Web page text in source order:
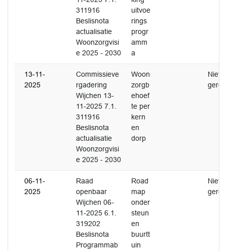
311916
Beslisnota
actualisatie
Woonzorgvisi
e 2025 - 2030
uitvoe
rings
progr
amm
a
13-11-
2025
Commissieve
rgadering
Wijchen 13-
11-2025 7.1.
311916
Beslisnota
actualisatie
Woonzorgvisi
e 2025 - 2030
Woon
zorgb
ehoef
te per
kern
en
dorp
Niet
06-11-
2025
Raad
openbaar
Wijchen 06-
11-2025 6.1.
319202
Beslisnota
Programmab
Road
map
onder
steun
en
buurtt
uin
Niet